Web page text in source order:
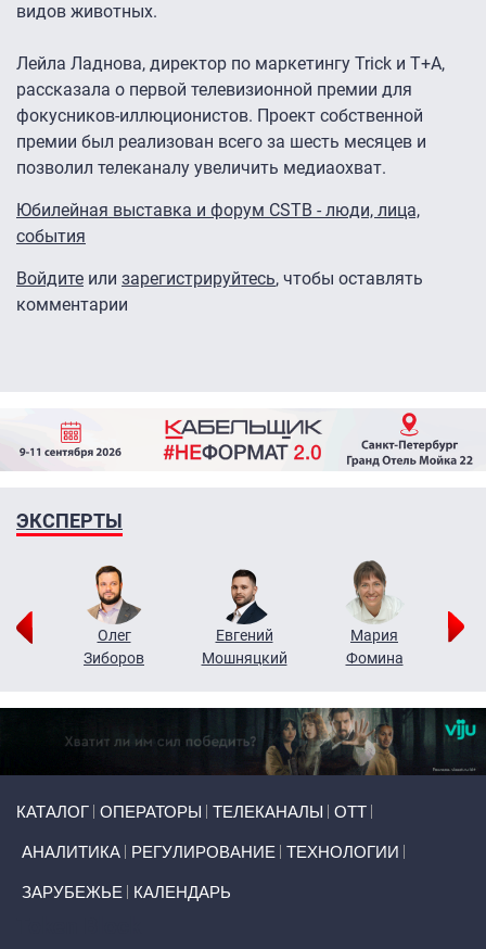
видов животных.
Лейла Ладнова, директор по маркетингу Trick и Т+А,
рассказала о первой телевизионной премии для
фокусников-иллюционистов. Проект собственной
премии был реализован всего за шесть месяцев и
позволил телеканалу увеличить медиаохват.
Юбилейная выставка и форум CSTB - люди, лица,
события
Войдите или зарегистрируйтесь, чтобы оставлять
комментарии
ЭКСПЕРТЫ
Олег
Зиборов
Евгений
Мошняцкий
Мария
Фомина
КАТАЛОГ ОПЕРАТОРЫ ТЕЛЕКАНАЛЫ ОТТ
АНАЛИТИКА РЕГУЛИРОВАНИЕ ТЕХНОЛОГИИ
ЗАРУБЕЖЬЕ КАЛЕНДАРЬ